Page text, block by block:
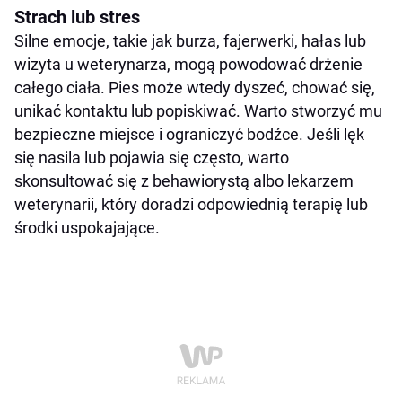
Podsumowanie
FAQ – najczęstsze pytania opiekunów psów
Strach lub stres
Silne emocje, takie jak burza, fajerwerki, hałas lub
wizyta u weterynarza, mogą powodować drżenie
całego ciała. Pies może wtedy dyszeć, chować się,
unikać kontaktu lub popiskiwać. Warto stworzyć mu
bezpieczne miejsce i ograniczyć bodźce. Jeśli lęk
się nasila lub pojawia się często, warto
skonsultować się z behawiorystą albo lekarzem
weterynarii, który doradzi odpowiednią terapię lub
środki uspokajające.